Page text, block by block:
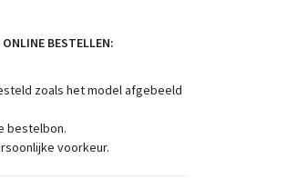
BESTELLEN:
zoals het model afgebeeld
bestelbon.
voorkeur.